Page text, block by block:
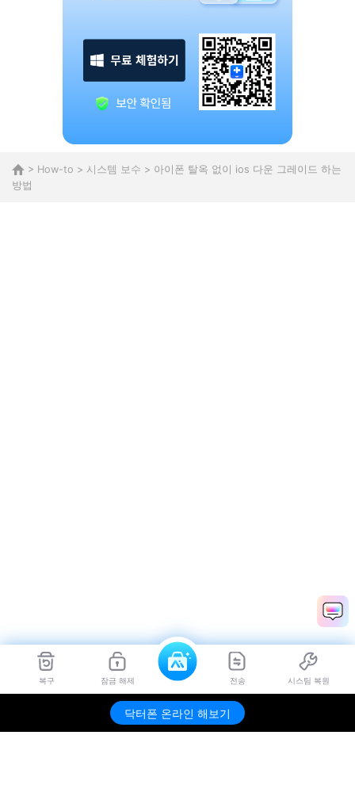
복구 잠금 해제 전송 시스팀 복원
닥터폰 온라인 해보기
> How-to > 시스템 보수 > 아이폰 탈옥 없이 ios 다운 그레이드 하는
방법